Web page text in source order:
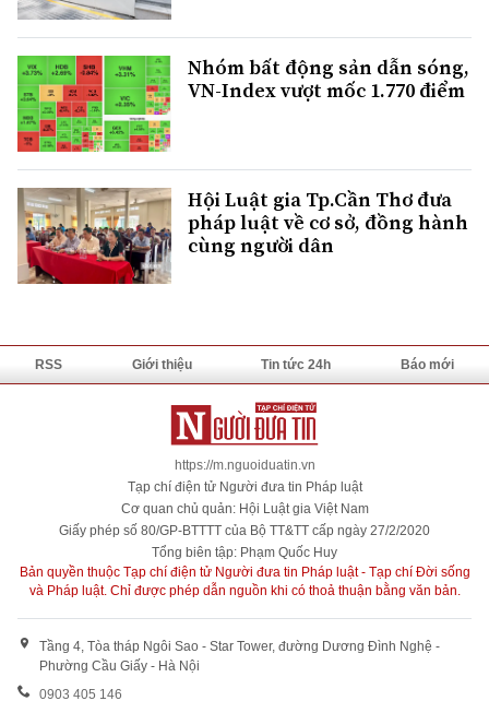
Nhóm bất động sản dẫn sóng,
VN-Index vượt mốc 1.770 điểm
Hội Luật gia Tp.Cần Thơ đưa
pháp luật về cơ sở, đồng hành
cùng người dân
RSS Giới thiệu Tin tức 24h Báo mới
https://m.nguoiduatin.vn
Tạp chí điện tử Người đưa tin Pháp luật
Cơ quan chủ quản: Hội Luật gia Việt Nam
Giấy phép số 80/GP-BTTTT của Bộ TT&TT cấp ngày 27/2/2020
Tổng biên tập: Phạm Quốc Huy
Bản quyền thuộc Tạp chí điện tử Người đưa tin Pháp luật - Tạp chí Đời sống
và Pháp luật. Chỉ được phép dẫn nguồn khi có thoả thuận bằng văn bản.
Tầng 4, Tòa tháp Ngôi Sao - Star Tower, đường Dương Đình Nghệ -
Phường Cầu Giấy - Hà Nội
0903 405 146